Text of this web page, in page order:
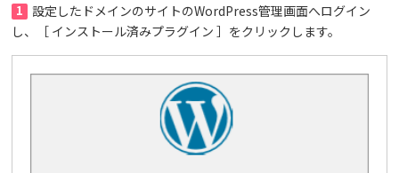
1
設定したドメインのサイトのWordPress管理画面へログイン
し、［ インストール済みプラグイン ］をクリックします。